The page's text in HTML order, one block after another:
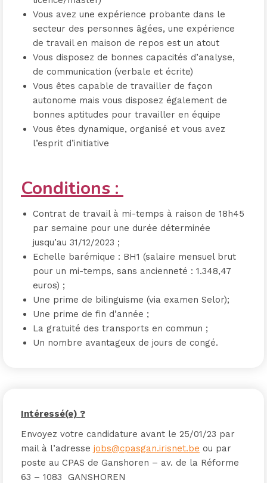
Vous avez une expérience probante dans le
secteur des personnes âgées, une expérience
de travail en maison de repos est un atout
Vous disposez de bonnes capacités d’analyse,
de communication (verbale et écrite)
Vous êtes capable de travailler de façon
autonome mais vous disposez également de
bonnes aptitudes pour travailler en équipe
Vous êtes dynamique, organisé et vous avez
l’esprit d’initiative
Conditions :
Contrat de travail à mi-temps à raison de 18h45
par semaine pour une durée déterminée
jusqu’au 31/12/2023 ;
Echelle barémique : BH1 (salaire mensuel brut
pour un mi-temps, sans ancienneté : 1.348,47
euros) ;
Une prime de bilinguisme (via examen Selor);
Une prime de fin d’année ;
La gratuité des transports en commun ;
Un nombre avantageux de jours de congé.
Intéressé(e) ?
Envoyez votre candidature avant le 25/01/23 par
mail à l’adresse jobs@cpasgan.irisnet.be ou par
poste au CPAS de Ganshoren – av. de la Réforme
63 – 1083 GANSHOREN